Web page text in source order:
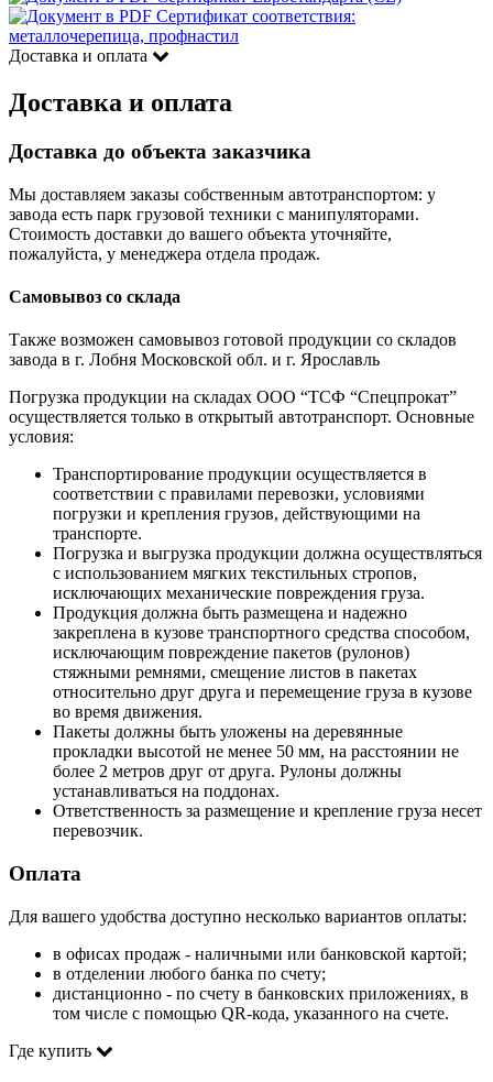
Сертификат соответствия:
металлочерепица, профнастил
Доставка и оплата
Доставка и оплата
Доставка до объекта заказчика
Мы доставляем заказы собственным автотранспортом: у
завода есть парк грузовой техники с манипуляторами.
Стоимость доставки до вашего объекта уточняйте,
пожалуйста, у менеджера отдела продаж.
Самовывоз со склада
Также возможен самовывоз готовой продукции со складов
завода в г. Лобня Московской обл. и г. Ярославль
Погрузка продукции на складах ООО “ТСФ “Спецпрокат”
осуществляется только в открытый автотранспорт. Основные
условия:
Транспортирование продукции осуществляется в
соответствии с правилами перевозки, условиями
погрузки и крепления грузов, действующими на
транспорте.
Погрузка и выгрузка продукции должна осуществляться
с использованием мягких текстильных стропов,
исключающих механические повреждения груза.
Продукция должна быть размещена и надежно
закреплена в кузове транспортного средства способом,
исключающим повреждение пакетов (рулонов)
стяжными ремнями, смещение листов в пакетах
относительно друг друга и перемещение груза в кузове
во время движения.
Пакеты должны быть уложены на деревянные
прокладки высотой не менее 50 мм, на расстоянии не
более 2 метров друг от друга. Рулоны должны
устанавливаться на поддонах.
Ответственность за размещение и крепление груза несет
перевозчик.
Оплата
Для вашего удобства доступно несколько вариантов оплаты:
в офисах продаж - наличными или банковской картой;
в отделении любого банка по счету;
дистанционно - по счету в банковских приложениях, в
том числе с помощью QR-кода, указанного на счете.
Где купить